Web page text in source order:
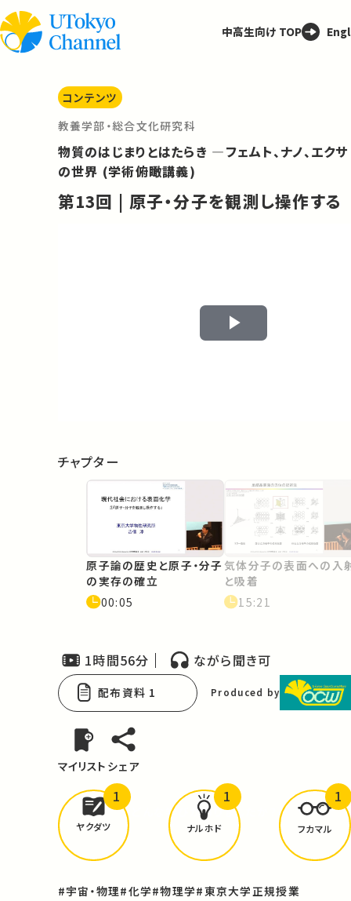
中高生向け TOP
コンテンツ
教養学部・総合文化研究科
物質のはじまりとはたらき ―フェムト、ナノ、エクサ
の世界 (学術俯瞰講義)
第13回 | 原子・分子を観測し操作する
Play
チャプター
原子論の歴史と原子・分子
の実存の確立
00:05
気体分子の表面への入
と吸着
15:21
1時間56分 ながら聞き可
配布資料 1 Produced by
マイリスト シェア
どんな学びがありましたか？
ヤクダツ
1
ナルホド
1
フカマル
1
#宇宙・物理#化学#物理学#東京大学正規授業